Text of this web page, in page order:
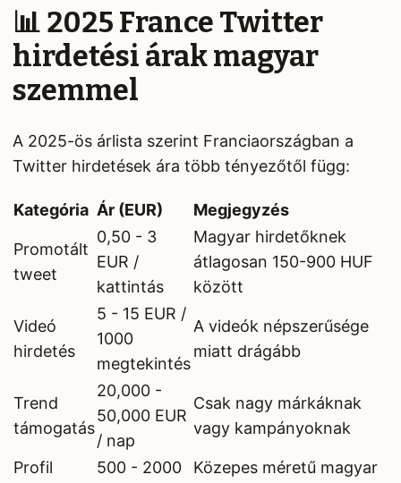
📊 2025 France Twitter
hirdetési árak magyar
szemmel
A 2025-ös árlista szerint Franciaországban a
Twitter hirdetések ára több tényezőtől függ:
Kategória Ár (EUR) Megjegyzés
Promotált
tweet
0,50 - 3
EUR /
kattintás
Magyar hirdetőknek
átlagosan 150-900 HUF
között
Videó
hirdetés
5 - 15 EUR /
1000
megtekintés
A videók népszerűsége
miatt drágább
Trend
támogatás
20,000 -
50,000 EUR
/ nap
Csak nagy márkáknak
vagy kampányoknak
Profil 500 - 2000 Közepes méretű magyar